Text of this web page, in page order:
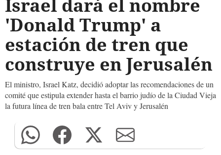
Israel dará el nombre
'Donald Trump' a
estación de tren que
construye en Jerusalén
El ministro, Israel Katz, decidió adoptar las recomendaciones de un
comité que estipula extender hasta el barrio judío de la Ciudad Vieja
la futura línea de tren bala entre Tel Aviv y Jerusalén